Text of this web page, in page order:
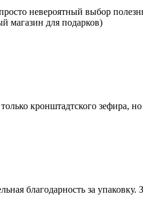
невероятный выбор
магазин для подарков)
кронштадтского зефира,
благодарность за упаковку.